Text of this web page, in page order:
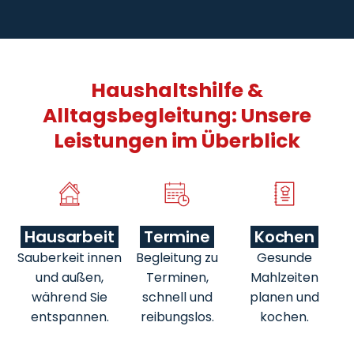
Haushaltshilfe &
Alltagsbegleitung: Unsere
Leistungen im Überblick
Hausarbeit
Sauberkeit innen
und außen,
während Sie
entspannen.
Termine
Begleitung zu
Terminen,
schnell und
reibungslos.
Kochen
Gesunde
Mahlzeiten
planen und
kochen.